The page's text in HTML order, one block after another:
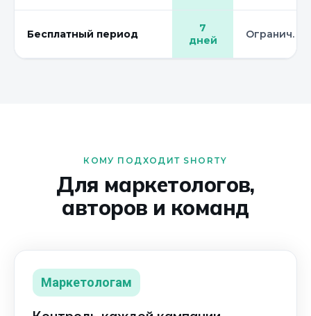
Бесплатный период
7
дней
Огранич.
КОМУ ПОДХОДИТ SHORTY
Для маркетологов,
авторов и команд
Маркетологам